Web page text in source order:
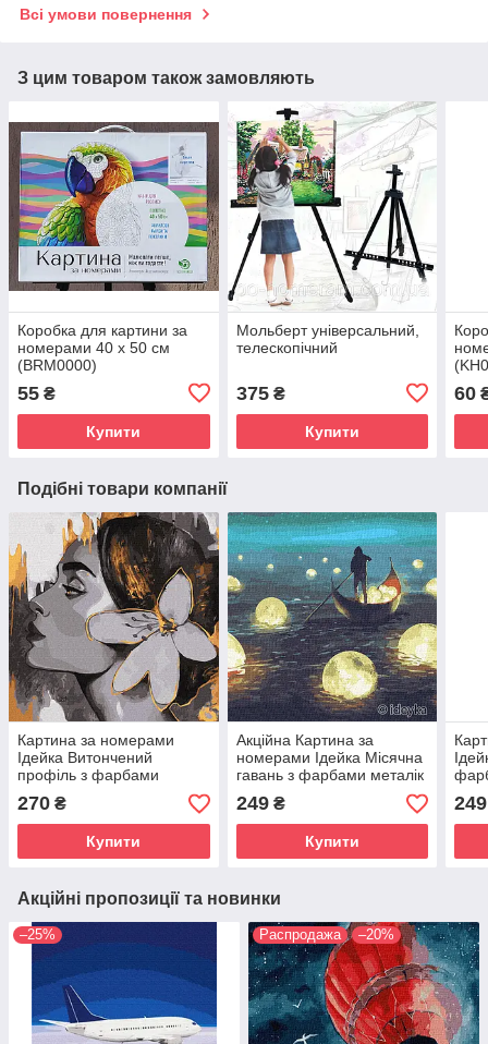
Всі умови повернення
З цим товаром також замовляють
Коробка для картини за
номерами 40 х 50 см
(BRM0000)
55 ₴
Купити
Мольберт універсальний,
телескопічний
375₴
Купити
60
Подібні товари компанії
Картина за номерами
Ідейка Витончений
профіль з фарбами
металiк (KHO4813) 40 х 40
см
270 ₴
Купити
Акційна Картина за
номерами Ідейка Місячна
гавань з фарбами металiк
(KHO5040) 50 х 50 см
249₴
Купити
249
Акційні пропозиції та новинки
–25% Распродажа –20%